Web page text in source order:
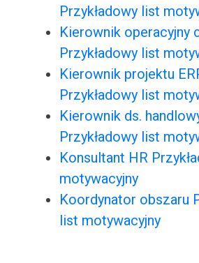
Przykładowy list
Kierownik operacyjny
Przykładowy list
Kierownik projektu
Przykładowy list
Kierownik ds.
Przykładowy list
Konsultant HR
motywacyjny
Koordynator obszaru
list motywacyjny